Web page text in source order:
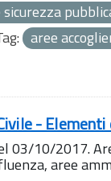
aree
-
03/10/2017.
aree